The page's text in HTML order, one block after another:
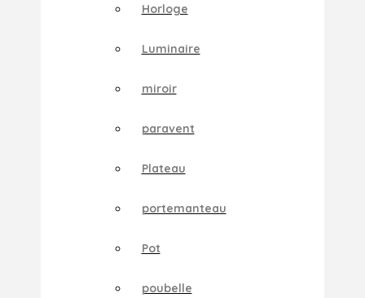
Horloge
Luminaire
miroir
paravent
Plateau
portemanteau
Pot
poubelle